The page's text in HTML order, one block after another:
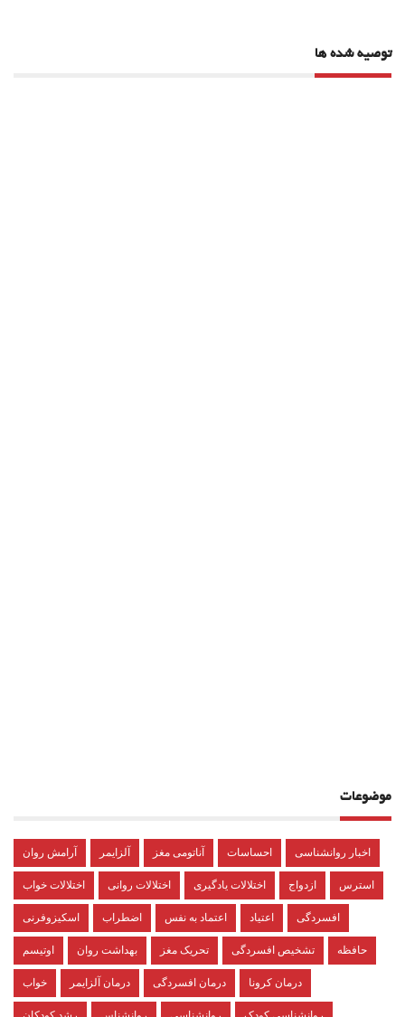
توصیه شده ها
موضوعات
آرامش روان آلزایمر آناتومی مغز احساسات اخبار روانشناسی
اختلالات خواب اختلالات روانی اختلالات یادگیری ازدواج استرس
اسکیزوفرنی اضطراب اعتماد به نفس اعتیاد افسردگی
اوتیسم بهداشت روان تحریک مغز تشخیص افسردگی حافظه
خواب درمان آلزایمر درمان افسردگی درمان کرونا